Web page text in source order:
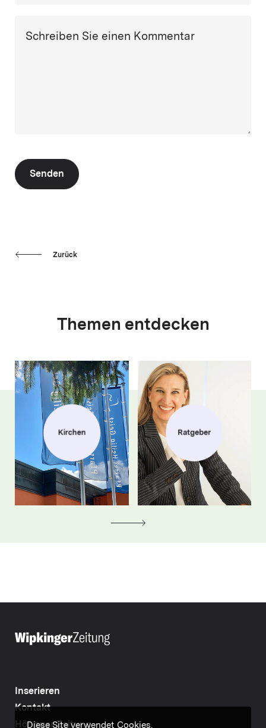
Schreiben Sie einen Kommentar
Senden
Zurück
Themen entdecken
Kirchen Ratgeber
Inserieren
Kontakt
Höngger Zeitung
Diese Site verwendet Cookies.